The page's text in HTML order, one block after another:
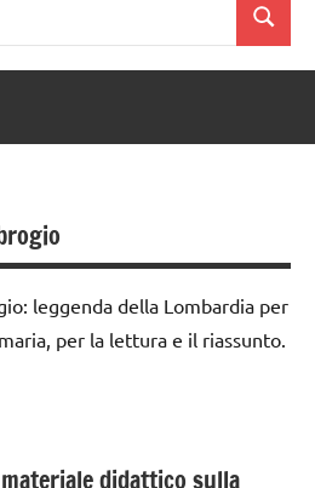
Cerca
leggenda della Lombardia per
per la lettura e il riassunto.
didattico sulla